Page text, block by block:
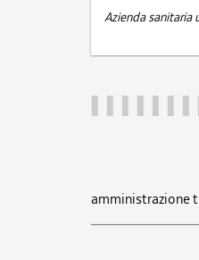
Azienda sanitaria
amministrazione